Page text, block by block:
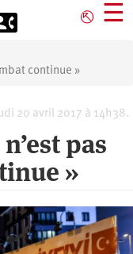
⎋ ☰
continue »
20 avril 2017 à 14h38.
pas
»